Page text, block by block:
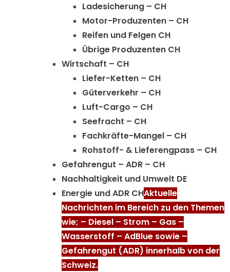
Ladesicherung – CH
Motor-Produzenten – CH
Reifen und Felgen CH
Übrige Produzenten CH
Wirtschaft – CH
Liefer-Ketten – CH
Güterverkehr – CH
Luft-Cargo – CH
Seefracht – CH
Fachkräfte-Mangel – CH
Rohstoff- & Lieferengpass – CH
Gefahrengut – ADR – CH
Nachhaltigkeit und Umwelt DE
Energie und ADR CHAktuelle
Nachrichten im Bereich zu den Themen
wie; – Diesel – Strom – Gas –
Wasserstoff – AdBlue sowie –
Gefahrengut (ADR) innerhalb von der
Schweiz.